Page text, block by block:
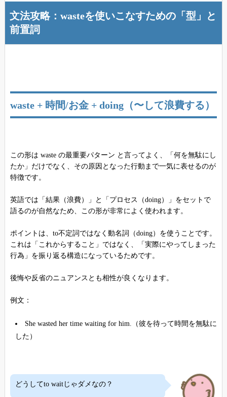
文法攻略：wasteを使いこなすための「型」と
前置詞
waste + 時間/お金 + doing（〜して浪費する）
この形は waste の最重要パターン と言ってよく、「何を無駄にし
たか」だけでなく、その原因となった行動まで一気に表せるのが
特徴です。
英語では「結果（浪費）」と「プロセス（doing）」をセットで
語るのが自然なため、この形が非常によく使われます。
ポイントは、to不定詞ではなく動名詞（doing）を使うことです。
これは「これからすること」ではなく、「実際にやってしまった
行為」を振り返る構造になっているためです。
後悔や反省のニュアンスとも相性が良くなります。
例文：
She wasted her time waiting for him.（彼を待って時間を無駄に
した）
どうしてto waitじゃダメなの？